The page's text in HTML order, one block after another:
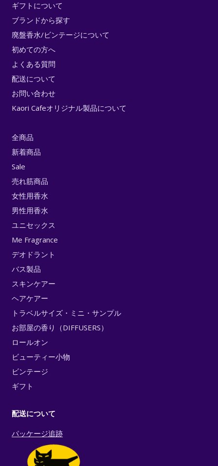
ギフトについて
ブランドから探す
廃盤香水/ビンテージについて
初めての方へ
よくある質問
配送について
お問い合わせ
Kaori Cafeオリジナル製品について
全商品
新着商品
Sale
売れ筋商品
女性用香水
男性用香水
ユニセックス
Me Fragrance
デオドラント
バス製品
スキンケアー
ヘアケアー
トラベルサイズ・ミニ・サンプル
お部屋の香り（DIFFUSERS）
ロールオン
ビューティー小物
ビンテージ
ギフト
配送について
パッケージ追跡